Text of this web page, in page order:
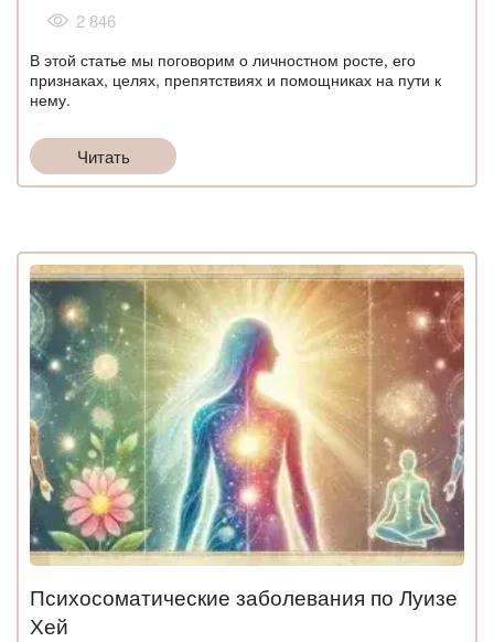
2 846
В этой статье мы поговорим о личностном росте, его
признаках, целях, препятствиях и помощниках на пути к
нему.
Читать
Психосоматические заболевания по Луизе
Хей